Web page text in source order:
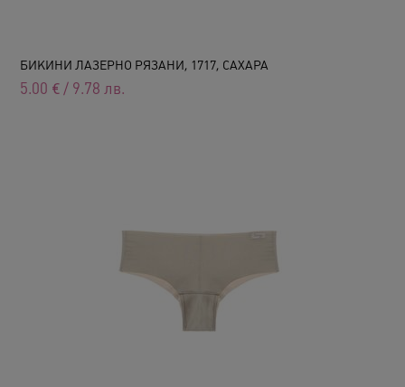
БИКИНИ ЛАЗЕРНО РЯЗАНИ, 1717, САХАРА
5.00 € / 9.78 лв.